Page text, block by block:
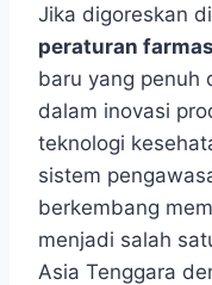
Jika digoreskan
peraturan
baru yang penuh
dalam inovasi
teknologi
sistem
berkembang
menjadi salah
Asia Tenggara